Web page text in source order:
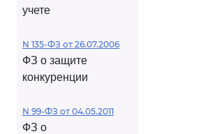
учете
N 135-ФЗ от 26.07.2006
ФЗ о защите
конкуренции
N 99-ФЗ от 04.05.2011
ФЗ о